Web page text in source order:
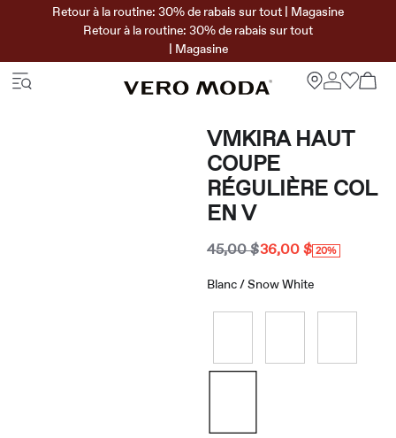
Retour à la routine: 30% de rabais sur tout | Magasine
Retour à la routine: 30% de rabais sur tout
| Magasine
VMKIRA HAUT
COUPE
RÉGULIÈRE COL
EN V
45,00 $36,00 $ 20%
Blanc / Snow White